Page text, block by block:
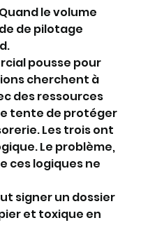
le volume
de pilotage
pousse pour
cherchent à
des ressources
tente de protéger
Les trois ont
Le problème,
ces logiques ne
signer un dossier
et toxique en